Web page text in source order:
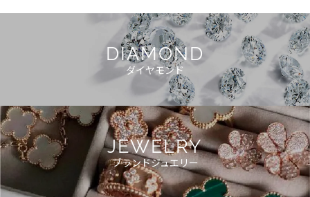
DIAMOND
ダイヤモンド
JEWELRY
ブランドジュエリー